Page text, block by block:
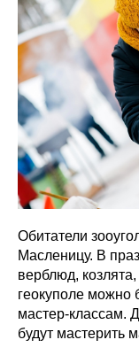
Обитатели
Масленицу. В
верблюд,
геокуполе можно
мастер-классам.
будут мастерить